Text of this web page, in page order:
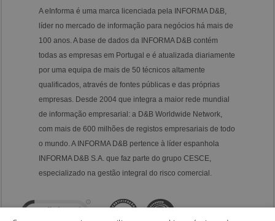
A eInforma é uma marca licenciada pela INFORMA D&B,
líder no mercado de informação para negócios há mais de
100 anos. A base de dados da INFORMA D&B contém
todas as empresas em Portugal e é atualizada diariamente
por uma equipa de mais de 50 técnicos altamente
qualificados, através de fontes públicas e das próprias
empresas. Desde 2004 que integra a maior rede mundial
de informação empresarial: a D&B Worldwide Network,
com mais de 600 milhões de registos empresariais de todo
o mundo. A INFORMA D&B pertence à líder espanhola
INFORMA D&B S.A. que faz parte do grupo CESCE,
especializado na gestão integral do risco comercial.